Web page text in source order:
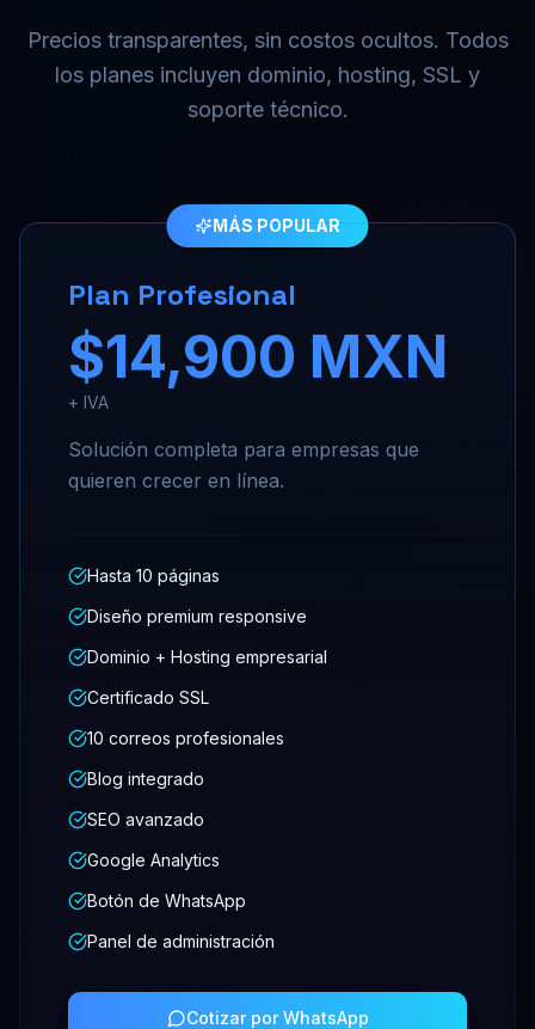
Precios transparentes, sin costos ocultos. Todos
los planes incluyen dominio, hosting, SSL y
soporte técnico.
MÁS POPULAR
Plan Profesional
$14,900 MXN
+ IVA
Solución completa para empresas que
quieren crecer en línea.
Hasta 10 páginas
Diseño premium responsive
Dominio + Hosting empresarial
Certificado SSL
10 correos profesionales
Blog integrado
SEO avanzado
Google Analytics
Botón de WhatsApp
Panel de administración
Cotizar por WhatsApp